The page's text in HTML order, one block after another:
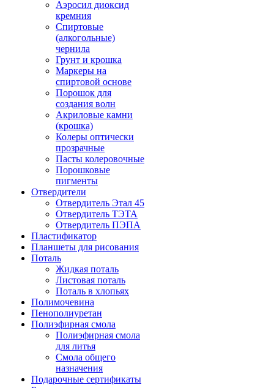
Аэросил диоксид
кремния
Спиртовые
(алкогольные)
чернила
Грунт и крошка
Маркеры на
спиртовой основе
Порошок для
создания волн
Акриловые камни
(крошка)
Колеры оптически
прозрачные
Пасты колеровочные
Порошковые
пигменты
Отвердители
Отвердитель Этал 45
Отвердитель ТЭТА
Отвердитель ПЭПА
Пластификатор
Планшеты для рисования
Поталь
Жидкая поталь
Листовая поталь
Поталь в хлопьях
Полимочевина
Пенополиуретан
Полиэфирная смола
Полиэфирная смола
для литья
Смола общего
назначения
Подарочные сертификаты